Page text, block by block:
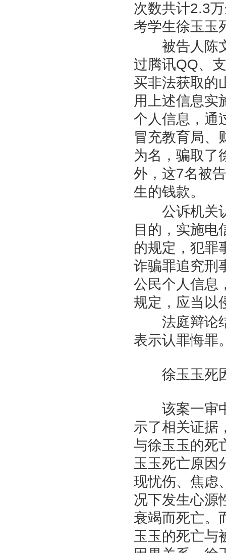
次数共计2.3
考学生徐玉玉
被告人陈
过腾讯QQ、
买非法获取的
用上述信息实
个人信息，通
冒充教育局、
为名，骗取了
外，这7名被
生的钱款。
公诉机关认
目的，实施电
的规定，犯罪
诈骗罪追究刑
公民个人信息
规定，应当以
法庭辩论结
表示认罪悔罪
徐玉玉死因
该案一审中
示了相关证据
与徐玉玉的死
玉玉死亡原因
现忧伤、焦虑
况下发生心源
衰竭而死亡。
玉玉的死亡与